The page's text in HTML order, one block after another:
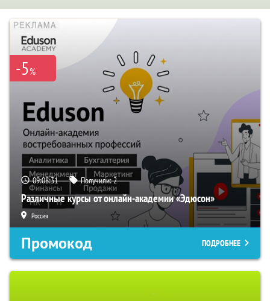
-5%
09:08:30 Получили:2
Различные курсы от онлайн-академии «Эдюсон»
Россия
Промокод ПОДРОБНЕЕ